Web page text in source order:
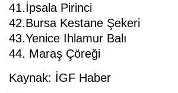
41.İpsala Pirinci
42.Bursa Kestane Şekeri
43.Yenice Ihlamur Balı
44. Maraş Çöreği
Kaynak: İGF Haber